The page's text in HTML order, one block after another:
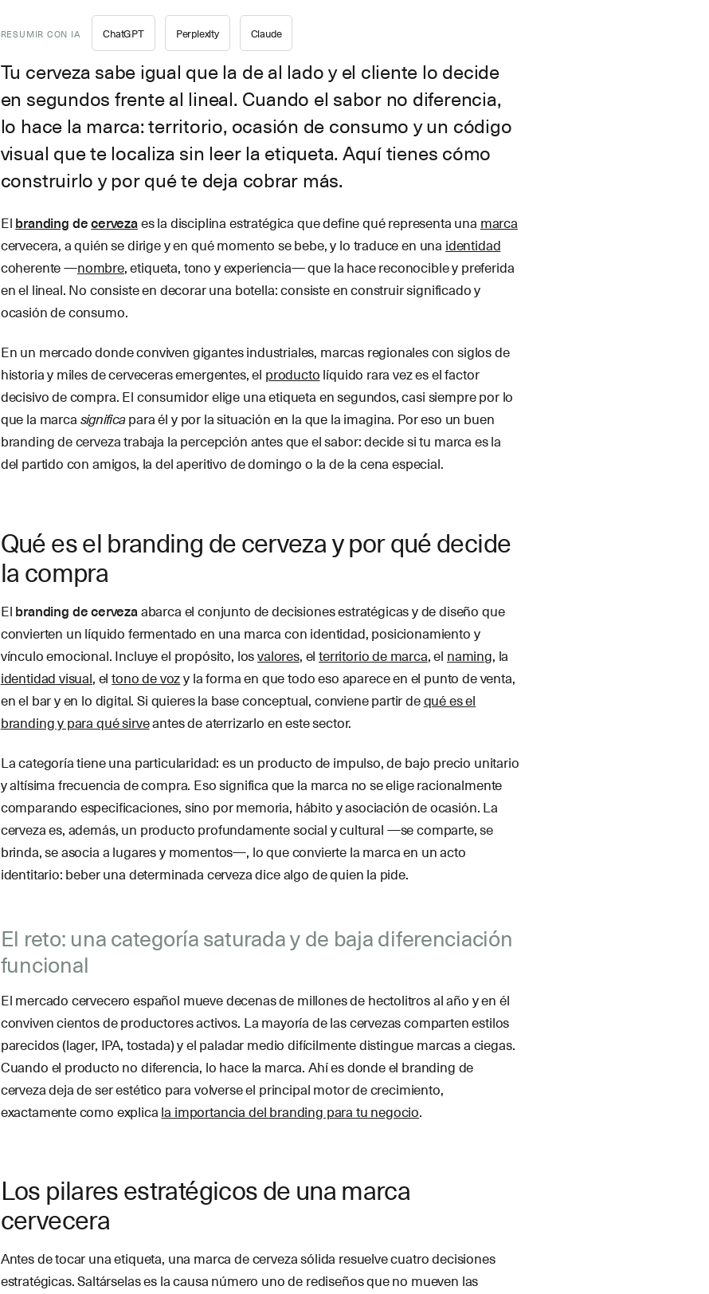
RESUMIR CON IA ChatGPT Perplexity Claude
Tu cerveza sabe igual que la de al lado y el cliente lo decide
en segundos frente al lineal. Cuando el sabor no diferencia,
lo hace la marca: territorio, ocasión de consumo y un código
visual que te localiza sin leer la etiqueta. Aquí tienes cómo
construirlo y por qué te deja cobrar más.
Elbrandingdecervezaes la disciplina estratégica que define qué representa una marca
cervecera, a quién se dirige y en qué momento se bebe, y lo traduce en una identidad
coherente —nombre, etiqueta, tono y experiencia— que la hace reconocible y preferida
en el lineal. No consiste en decorar una botella: consiste en construir significado y
ocasión de consumo.
En un mercado donde conviven gigantes industriales, marcas regionales con siglos de
historia y miles de cerveceras emergentes, el productolíquido rara vez es el factor
decisivo de compra. El consumidor elige una etiqueta en segundos, casi siempre por lo
que la marcasignificapara él y por la situación en la que la imagina. Por eso un buen
branding de cerveza trabaja la percepción antes que el sabor: decide si tu marca es la
del partido con amigos, la del aperitivo de domingo o la de la cena especial.
Qué es el branding de cerveza y por qué decide
la compra
Elbranding de cervezaabarca el conjunto de decisiones estratégicas y de diseño que
convierten un líquido fermentado en una marca con identidad, posicionamiento y
vínculo emocional. Incluye el propósito, losvalores, elterritorio de marca, el naming, la
identidad visual, eltono de vozy la forma en que todo eso aparece en el punto de venta,
en el bar y en lo digital. Si quieres la base conceptual, conviene partir dequé es el
branding y para qué sirveantes de aterrizarlo en este sector.
La categoría tiene una particularidad: es un producto de impulso, de bajo precio unitario
y altísima frecuencia de compra. Eso significa que la marca no se elige racionalmente
comparando especificaciones, sino por memoria, hábito y asociación de ocasión. La
cerveza es, además, un producto profundamente social y cultural —se comparte, se
brinda, se asocia a lugares y momentos—, lo que convierte la marca en un acto
identitario: beber una determinada cerveza dice algo de quien la pide.
El reto: una categoría saturada y de baja diferenciación
funcional
El mercado cervecero español mueve decenas de millones de hectolitros al año y en él
conviven cientos de productores activos. La mayoría de las cervezas comparten estilos
parecidos (lager, IPA, tostada) y el paladar medio difícilmente distingue marcas a ciegas.
Cuando el producto no diferencia, lo hace la marca. Ahí es donde el branding de
cerveza deja de ser estético para volverse el principal motor de crecimiento,
exactamente como explicala importancia del branding para tu negocio.
Los pilares estratégicos de una marca
cervecera
Antes de tocar una etiqueta, una marca de cerveza sólida resuelve cuatro decisiones
estratégicas. Saltárselas es la causa número uno de rediseños que no mueven las